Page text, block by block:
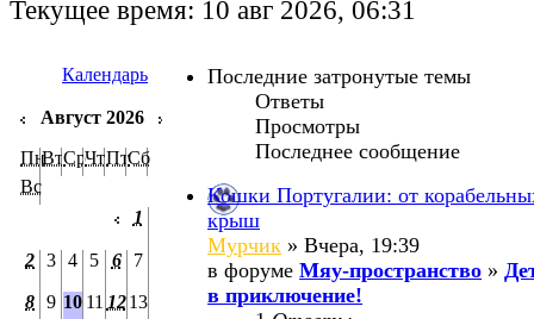
Текущее время: 10 авг 2026, 06:31
Календарь
Август 2026
ПнВтСрЧтПтСб
Вс
1
2 3 4 5 6 7
8 9 10 11 1213
Последние затронутые темы
Ответы
Просмотры
Последнее сообщение
Кошки Португалии: от
крыш
Мурчик » Вчера, 19:39
в форумеМяу-пространство »
в приключение!